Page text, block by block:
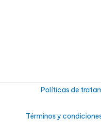
Políticas de
Términos y